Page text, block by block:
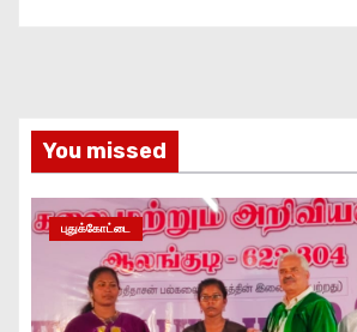
You missed
புதுக்கோட்டை